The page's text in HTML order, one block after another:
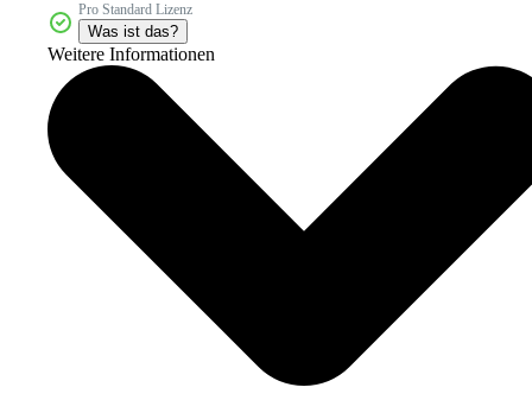
Pro Standard Lizenz
Was ist das?
Weitere Informationen